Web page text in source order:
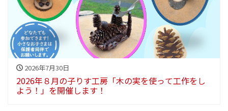
2026年7月30日
2026年８月の子りす工房「木の実を使って工作をし
よう！」を開催します！